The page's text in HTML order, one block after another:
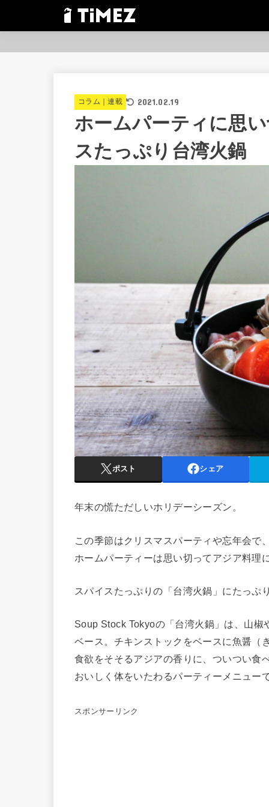
コラム｜連載 2021.02.19
ホームパーティに思
スたっぷり台湾火鍋
ポスト シェア
年末の慌ただしいホリデーシーズン。
この季節はクリスマスパーティや忘年会
ホームパーティーは思い切ってアジア料理
スパイスたっぷりの「台湾火鍋」にたっぷ
Soup Stock Tokyoの「台湾火鍋」は、山
ベース。チキンストックをベースに魚醤（
食欲をそそるアジアの香りに、ついつい食
おいしく体をいたわるパーティーメニュー
スポンサーリンク